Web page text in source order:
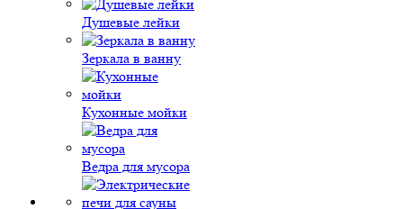
Душевые лейки
Зеркала в ванну
Кухонные мойки
Ведра для мусора